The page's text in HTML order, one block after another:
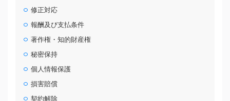
修正対応
報酬及び支払条件
著作権・知的財産権
秘密保持
個人情報保護
損害賠償
契約解除